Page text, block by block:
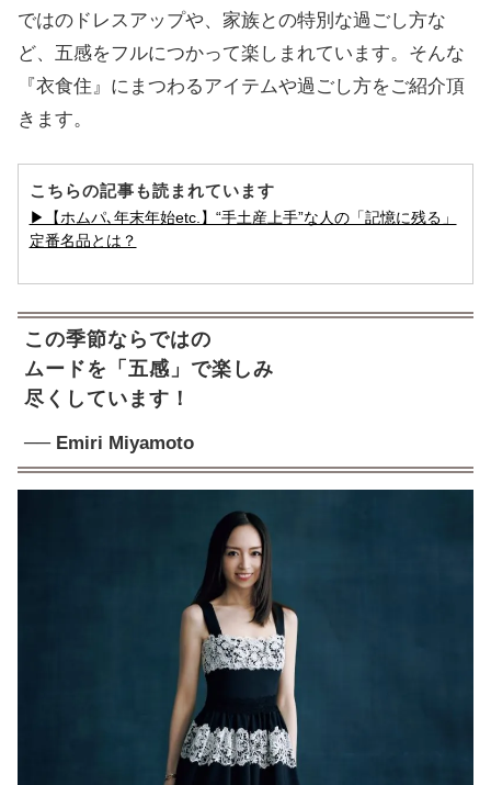
ではのドレスアップや、家族との特別な過ごし方な
ど、五感をフルにつかって楽しまれています。そんな
『衣食住』にまつわるアイテムや過ごし方をご紹介頂
きます。
こちらの記事も読まれています
▶【ホムパ､年末年始etc.】“手土産上手”な人の「記憶に残る」
定番名品とは？
この季節ならではの
ムードを「五感」で楽しみ
尽くしています！
── Emiri Miyamoto